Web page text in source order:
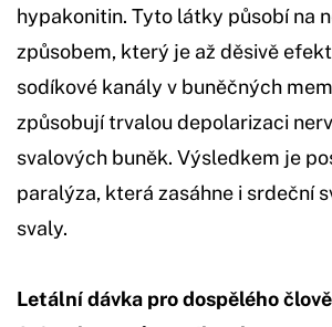
hypakonitin. Tyto látky působí na
způsobem, který je až děsivě
sodíkové kanály v buněčných
způsobují trvalou depolarizaci
svalových buněk. Výsledkem je
paralýza, která zasáhne i srdeční
svaly.
Letální dávka pro dospělého